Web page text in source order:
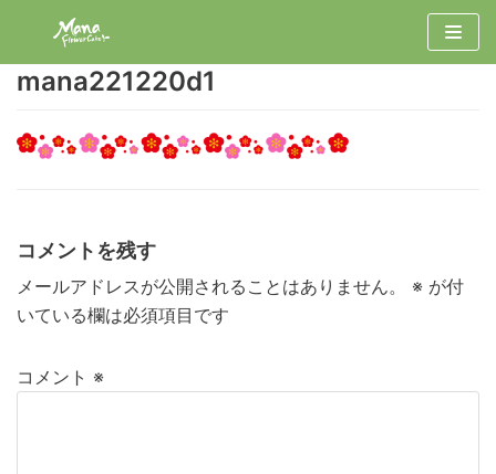
テ
ツ
ッ
プ
mana221220d1
コメントを残す
メールアドレスが公開されることはありません。 ※ が付
いている欄は必須項目です
コメント ※